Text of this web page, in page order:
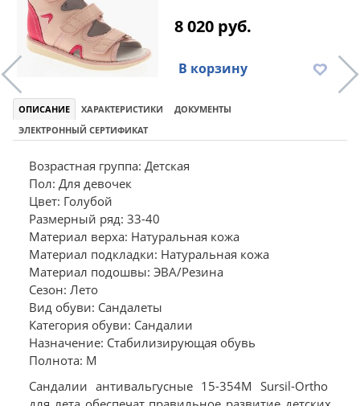
8 020 руб.
В корзину
ОПИСАНИЕ ХАРАКТЕРИСТИКИ
ДОКУМЕНТЫ
ЭЛЕКТРОННЫЙ СЕРТИФИКАТ
Возрастная группа: Детская
Пол: Для девочек
Цвет: Голубой
Размерный ряд: 33-40
Материал верха: Натуральная кожа
Материал подкладки: Натуральная кожа
Материал подошвы: ЭВА/Резина
Сезон: Лето
Вид обуви: Сандалеты
Категория обуви: Сандалии
Назначение: Стабилизирующая обувь
Полнота: M
Сандалии антивальгусные 15-354M Sursil-Ortho